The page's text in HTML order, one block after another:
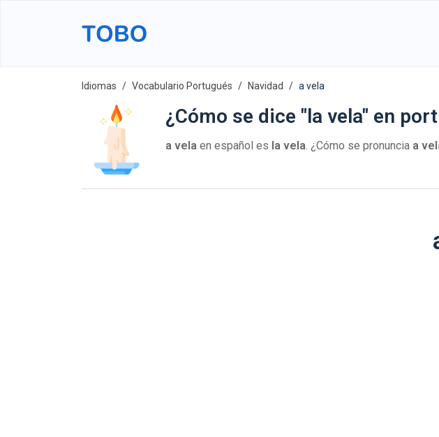
Idiomas Vocabulario Portugués Navidad a vela
¿Cómo se dice "la vela" en
a vela en español es la vela. ¿Cómo se pronuncia a